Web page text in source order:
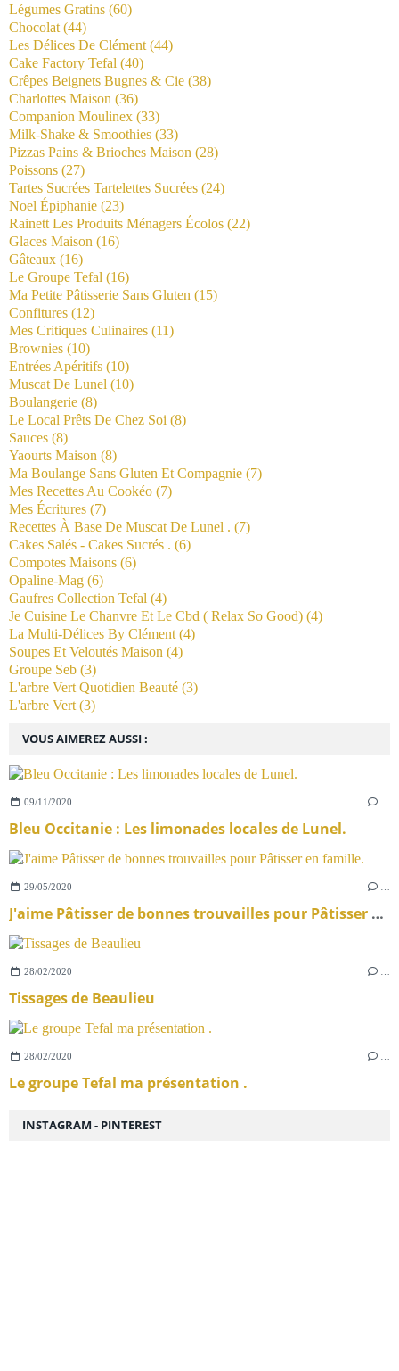
VOUS AIMEREZ AUSSI :
09/11/2020
Bleu Occitanie : Les limonades locales de Lunel.
29/05/2020
J'aime Pâtisser de bonnes trouvailles pour Pâtisser en famille.
28/02/2020
Tissages de Beaulieu
28/02/2020
Le groupe Tefal ma présentation .
Légumes Gratins (60)
Chocolat (44)
Les Délices De Clément (44)
Cake Factory Tefal (40)
Crêpes Beignets Bugnes & Cie (38)
Charlottes Maison (36)
Companion Moulinex (33)
Milk-Shake & Smoothies (33)
Pizzas Pains & Brioches Maison (28)
Poissons (27)
Tartes Sucrées Tartelettes Sucrées (24)
Noel Épiphanie (23)
Rainett Les Produits Ménagers Écolos (22)
Glaces Maison (16)
Gâteaux (16)
Le Groupe Tefal (16)
Ma Petite Pâtisserie Sans Gluten (15)
Confitures (12)
Mes Critiques Culinaires (11)
Brownies (10)
Entrées Apéritifs (10)
Muscat De Lunel (10)
Boulangerie (8)
Le Local Prêts De Chez Soi (8)
Sauces (8)
Yaourts Maison (8)
Ma Boulange Sans Gluten Et Compagnie (7)
Mes Recettes Au Cookéo (7)
Mes Écritures (7)
Recettes À Base De Muscat De Lunel . (7)
Cakes Salés - Cakes Sucrés . (6)
Compotes Maisons (6)
Opaline-Mag (6)
Gaufres Collection Tefal (4)
Je Cuisine Le Chanvre Et Le Cbd ( Relax So Good) (4)
La Multi-Délices By Clément (4)
Soupes Et Veloutés Maison (4)
Groupe Seb (3)
L'arbre Vert Quotidien Beauté (3)
L'arbre Vert (3)
INSTAGRAM - PINTEREST